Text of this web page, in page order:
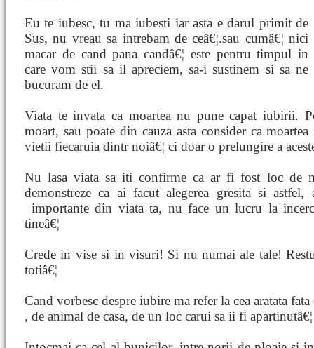
Eu te iubesc, tu ma iubesti iar asta e darul primit de
Sus, nu vreau sa intrebam de ceâ€¦.sau cumâ€¦ nici
macar de cand pana candâ€¦ este pentru timpul in
care vom stii sa il apreciem, sa-i sustinem si sa ne
bucuram de el.
Viata te invata ca moartea nu pune capat iubirii.
moart, sau poate din cauza asta consider ca
vietii fiecaruia dintr noiâ€¦ ci doar o prelungire a
Nu lasa viata sa iti confirme ca ar fi fost loc de
demonstreze ca ai facut alegerea gresita si
importante din viata ta, nu face un lucru la
tineâ€¦
Crede in vise si in visuri! Si nu numai ale tale!
totiâ€¦
Cand vorbesc despre iubire ma refer la cea aratata
, de animal de casa, de un loc carui sa ii fi apartinutâ€¦